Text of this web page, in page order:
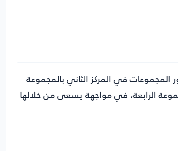
في المركز الثاني بالمجموعة
الرابعة، في مواجهة يسعى من خلالها